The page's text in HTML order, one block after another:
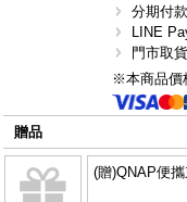
分期付
LINE
門市取
※本商品價
贈品
(贈)QNAP便